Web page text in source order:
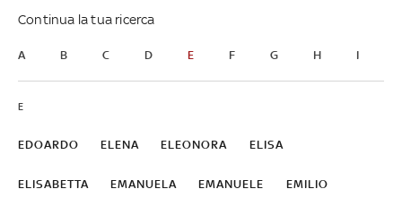
Continua la tua ricerca
A B C D E F G H I
E
EDOARDO ELENA ELEONORA ELISA
ELISABETTA EMANUELA EMANUELE EMILIO